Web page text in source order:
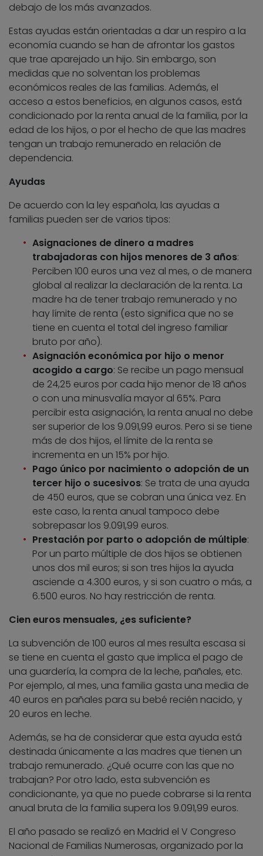
debajo de los más avanzados.
Estas ayudas están orientadas a dar un respiro a la
economía cuando se han de afrontar los gastos
que trae aparejado un hijo. Sin embargo, son
medidas que no solventan los problemas
económicos reales de las familias. Además, el
acceso a estos beneficios, en algunos casos, está
condicionado por la renta anual de la familia, por la
edad de los hijos, o por el hecho de que las madres
tengan un trabajo remunerado en relación de
dependencia.
Ayudas
De acuerdo con la ley española, las ayudas a
familias pueden ser de varios tipos:
Asignaciones de dinero a madres
trabajadoras con hijos menores de 3 años:
Perciben 100 euros una vez al mes, o de manera
global al realizar la declaración de la renta. La
madre ha de tener trabajo remunerado y no
hay límite de renta (esto significa que no se
tiene en cuenta el total del ingreso familiar
bruto por año).
Asignación económica por hijo o menor
acogido a cargo: Se recibe un pago mensual
de 24,25 euros por cada hijo menor de 18 años
o con una minusvalía mayor al 65%. Para
percibir esta asignación, la renta anual no debe
ser superior de los 9.091,99 euros. Pero si se tiene
más de dos hijos, el límite de la renta se
incrementa en un 15% por hijo.
Pago único por nacimiento o adopción de un
tercer hijo o sucesivos: Se trata de una ayuda
de 450 euros, que se cobran una única vez. En
este caso, la renta anual tampoco debe
sobrepasar los 9.091,99 euros.
Prestación por parto o adopción de múltiple:
Por un parto múltiple de dos hijos se obtienen
unos dos mil euros; si son tres hijos la ayuda
asciende a 4.300 euros, y si son cuatro o más, a
6.500 euros. No hay restricción de renta.
Cien euros mensuales, ¿es suficiente?
La subvención de 100 euros al mes resulta escasa si
se tiene en cuenta el gasto que implica el pago de
una guardería, la compra de la leche, pañales, etc.
Por ejemplo, al mes, una familia gasta una media de
40 euros en pañales para su bebé recién nacido, y
20 euros en leche.
Además, se ha de considerar que esta ayuda está
destinada únicamente a las madres que tienen un
trabajo remunerado. ¿Qué ocurre con las que no
trabajan? Por otro lado, esta subvención es
condicionante, ya que no puede cobrarse si la renta
anual bruta de la familia supera los 9.091,99 euros.
El año pasado se realizó en Madrid el V Congreso
Nacional de Familias Numerosas, organizado por la